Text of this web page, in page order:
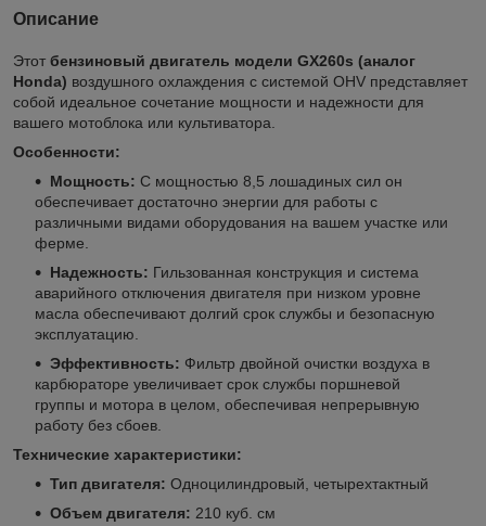
Описание
Этот бензиновый двигатель модели GX260s (аналог
Honda) воздушного охлаждения с системой OHV представляет
собой идеальное сочетание мощности и надежности для
вашего мотоблока или культиватора.
Особенности:
Мощность: С мощностью 8,5 лошадиных сил он
обеспечивает достаточно энергии для работы с
различными видами оборудования на вашем участке или
ферме.
Надежность: Гильзованная конструкция и система
аварийного отключения двигателя при низком уровне
масла обеспечивают долгий срок службы и безопасную
эксплуатацию.
Эффективность: Фильтр двойной очистки воздуха в
карбюраторе увеличивает срок службы поршневой
группы и мотора в целом, обеспечивая непрерывную
работу без сбоев.
Технические характеристики:
Тип двигателя: Одноцилиндровый, четырехтактный
Объем двигателя: 210 куб. см